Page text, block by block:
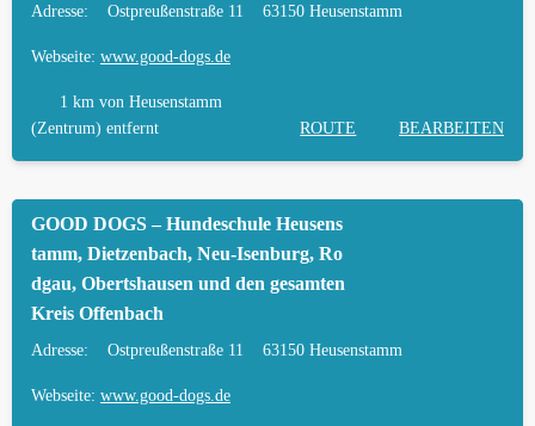
Adresse: Ostpreußenstraße 11 63150 Heusenstamm
Webseite: www.good-dogs.de
1 km von Heusenstamm
(Zentrum) entfernt
ROUTE BEARBEITEN
GOOD DOGS – Hundeschule Heusens
tamm, Dietzenbach, Neu-Isenburg, Ro
dgau, Obertshausen und den gesamten
Kreis Offenbach
Adresse: Ostpreußenstraße 11 63150 Heusenstamm
Webseite: www.good-dogs.de